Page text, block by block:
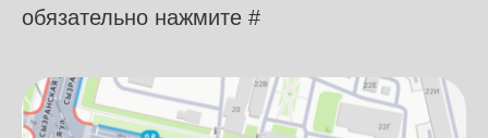
обязательно нажмите #